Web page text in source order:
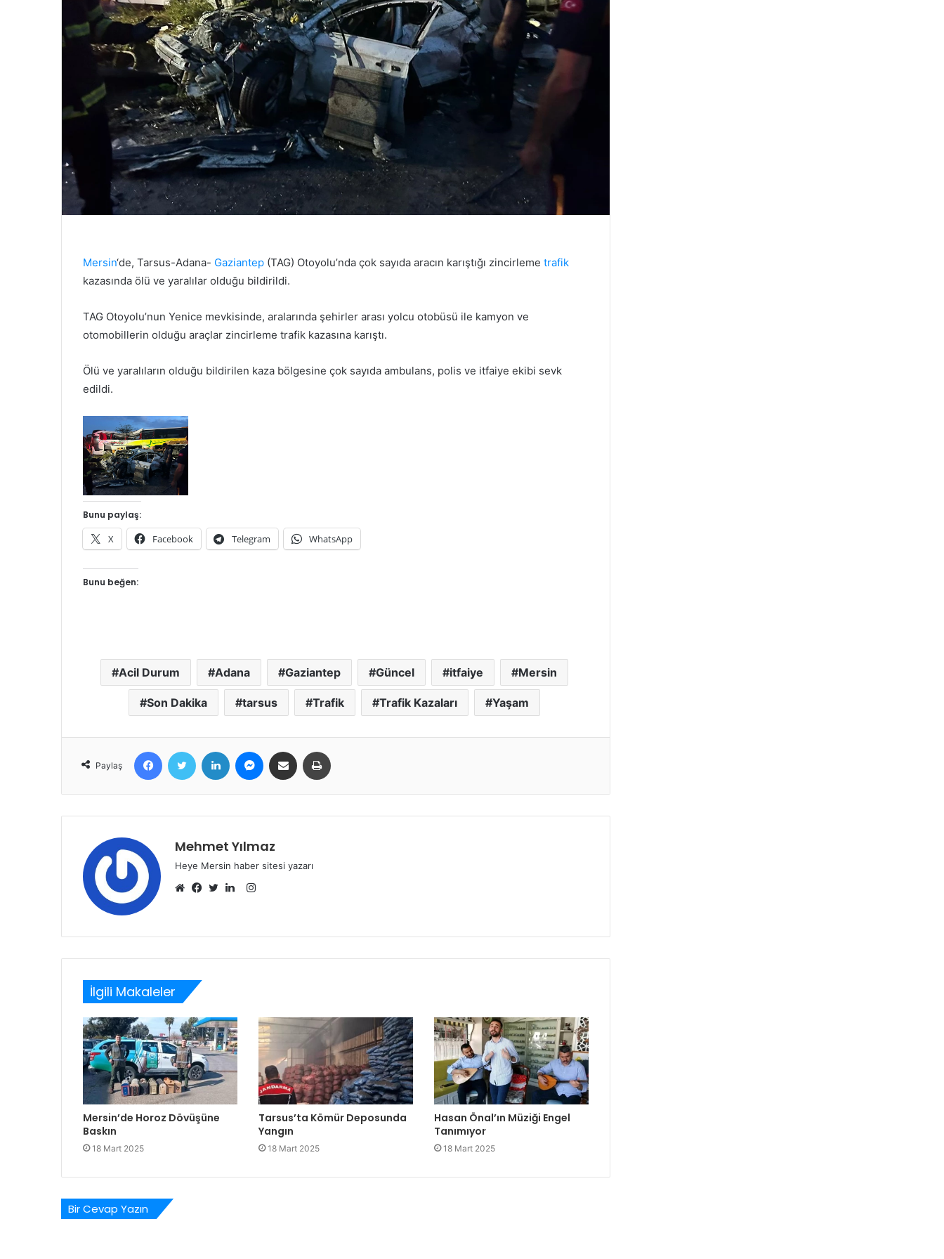
Mersin‘de, Tarsus-Adana- Gaziantep (TAG) Otoyolu’nda çok sayıda aracın karıştığı zincirleme trafik
kazasında ölü ve yaralılar olduğu bildirildi.
TAG Otoyolu’nun Yenice mevkisinde, aralarında şehirler arası yolcu otobüsü ile kamyon ve
otomobillerin olduğu araçlar zincirleme trafik kazasına karıştı.
Ölü ve yaralıların olduğu bildirilen kaza bölgesine çok sayıda ambulans, polis ve itfaiye ekibi sevk
edildi.
Bunu paylaş:
X Facebook Telegram WhatsApp
Bunu beğen:
Acil Durum Adana Gaziantep Güncel itfaiye Mersin
Son Dakika tarsus Trafik Trafik Kazaları Yaşam
Paylaş
FacebookTwitter LinkedIn MessengerE-Posta ile paylaş
Mehmet Yılmaz
Heye Mersin haber sitesi yazarı
Instagram
İlgili Makaleler
Mersin’de Horoz Dövüşüne
Baskın
18 Mart 2025
Tarsus’ta Kömür Deposunda
Yangın
18 Mart 2025
Hasan Önal’ın Müziği Engel
Tanımıyor
18 Mart 2025
Bir Cevap Yazın